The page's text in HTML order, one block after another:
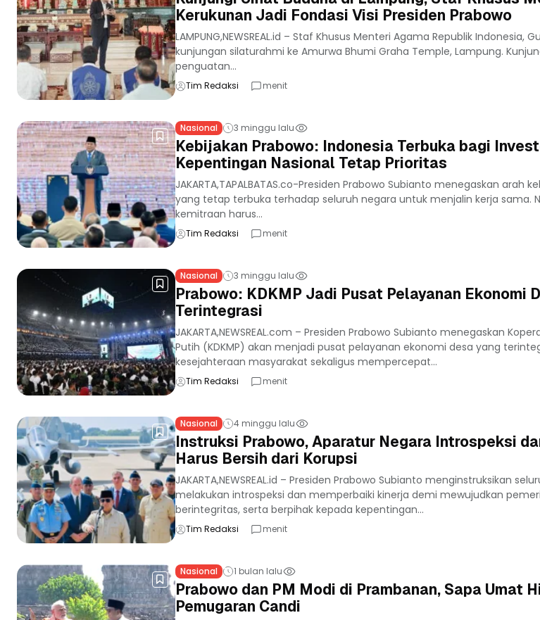
Kerukunan Jadi Fondasi Visi Presiden Prabowo
LAMPUNG,NEWSREAL.id – Staf Khusus Menteri Agama Republik Indonesia,
kunjungan silaturahmi ke Amurwa Bhumi Graha Temple, Lampung.
penguatan...
Tim Redaksi menit
Nasional 3 minggu lalu
Kebijakan Prabowo: Indonesia Terbuka bagi
Kepentingan Nasional Tetap Prioritas
JAKARTA,TAPALBATAS.co-Presiden Prabowo Subianto menegaskan arah
yang tetap terbuka terhadap seluruh negara untuk menjalin kerja sama.
kemitraan harus...
Tim Redaksi menit
Nasional 3 minggu lalu
Prabowo: KDKMP Jadi Pusat Pelayanan Ekonomi
Terintegrasi
JAKARTA,NEWSREAL.com – Presiden Prabowo Subianto menegaskan
Putih (KDKMP) akan menjadi pusat pelayanan ekonomi desa yang
kesejahteraan masyarakat sekaligus mempercepat...
Tim Redaksi menit
Nasional 4 minggu lalu
Instruksi Prabowo, Aparatur Negara Introspeksi
Harus Bersih dari Korupsi
JAKARTA,NEWSREAL.id – Presiden Prabowo Subianto menginstruksikan
melakukan introspeksi dan memperbaiki kinerja demi mewujudkan
berintegritas, serta berpihak kepada kepentingan...
Tim Redaksi menit
Nasional 1 bulan lalu
Prabowo dan PM Modi di Prambanan, Sapa Umat
Pemugaran Candi